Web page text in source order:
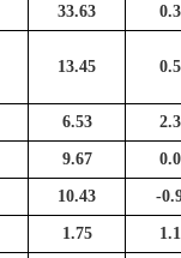
33.63
13.45
6.53
9.67
10.43 -
1.75